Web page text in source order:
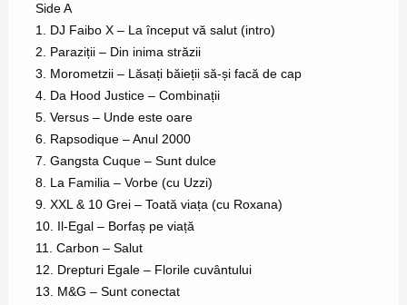
Side A
1. DJ Faibo X – La început vă salut (intro)
2. Paraziții – Din inima străzii
3. Morometzii – Lăsați băieții să-și facă de cap
4. Da Hood Justice – Combinații
5. Versus – Unde este oare
6. Rapsodique – Anul 2000
7. Gangsta Cuque – Sunt dulce
8. La Familia – Vorbe (cu Uzzi)
9. XXL & 10 Grei – Toată viața (cu Roxana)
10. Il-Egal – Borfaș pe viață
11. Carbon – Salut
12. Drepturi Egale – Florile cuvântului
13. M&G – Sunt conectat